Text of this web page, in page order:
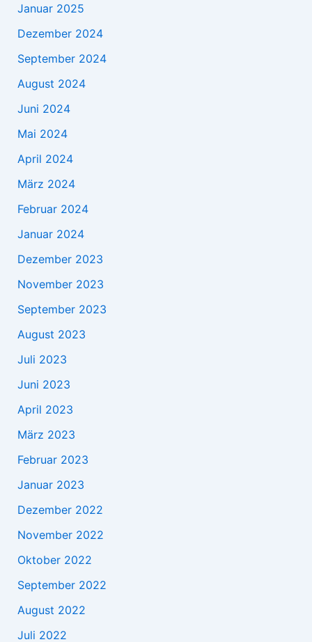
Januar 2025
Dezember 2024
September 2024
August 2024
Juni 2024
Mai 2024
April 2024
März 2024
Februar 2024
Januar 2024
Dezember 2023
November 2023
September 2023
August 2023
Juli 2023
Juni 2023
April 2023
März 2023
Februar 2023
Januar 2023
Dezember 2022
November 2022
Oktober 2022
September 2022
August 2022
Juli 2022